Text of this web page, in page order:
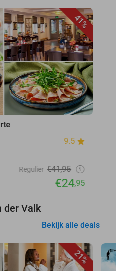
41%
9.5
Regulier €41,95
€24,95
der Valk
Bekijk alle deals
21%